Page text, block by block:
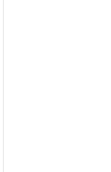
en Twitteren Instagram
Brasil en Facebook